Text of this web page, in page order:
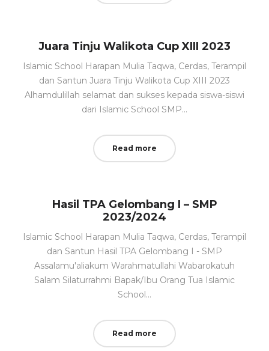
Juara Tinju Walikota Cup XIII 2023
Islamic School Harapan Mulia Taqwa, Cerdas, Terampil
dan Santun Juara Tinju Walikota Cup XIII 2023
Alhamdulillah selamat dan sukses kepada siswa-siswi
dari Islamic School SMP…
Read more
Hasil TPA Gelombang I – SMP
2023/2024
Islamic School Harapan Mulia Taqwa, Cerdas, Terampil
dan Santun Hasil TPA Gelombang I - SMP
Assalamu'aliakum Warahmatullahi Wabarokatuh
Salam Silaturrahmi Bapak/Ibu Orang Tua Islamic
School…
Read more